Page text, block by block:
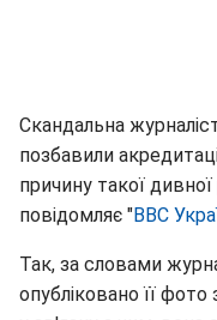
Скандальна
позбавили
причину такої
повідомляє "ВВС
Так, за словами
опубліковано її фото